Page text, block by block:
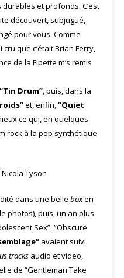
et profonds. C’est
découvert, subjugué,
pour vous. Comme
que c’était Brian Ferry,
de la Fipette m’s remis
“Tin Drum”, puis, dans la
et, enfin,“Quiet
ce qui, en quelques
rock à la pop synthétique
dans une belle boxen
photos), puis, un an plus
Sex”, “Obscure
avaient suivi
tracks audio et video,
de “Gentleman Take